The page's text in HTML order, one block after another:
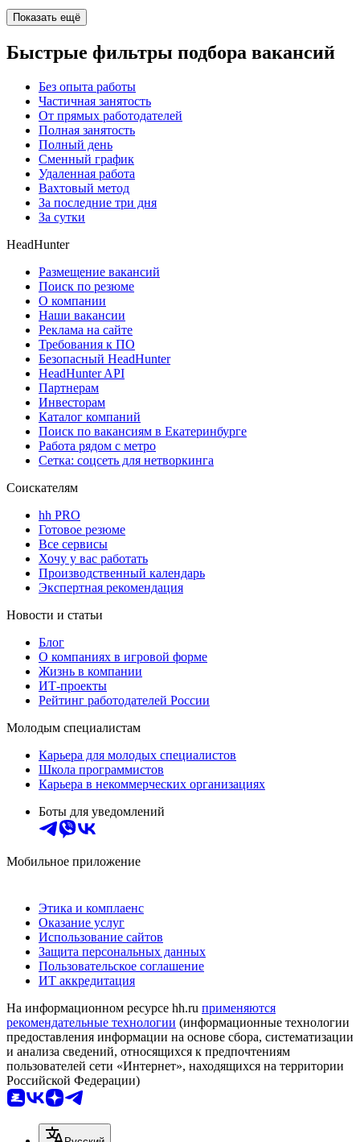
Показать ещё
Быстрые фильтры подбора вакансий
Без опыта работы
Частичная занятость
От прямых работодателей
Полная занятость
Полный день
Сменный график
Удаленная работа
Вахтовый метод
За последние три дня
За сутки
HeadHunter
Размещение вакансий
Поиск по резюме
О компании
Наши вакансии
Реклама на сайте
Требования к ПО
Безопасный HeadHunter
HeadHunter API
Партнерам
Инвесторам
Каталог компаний
Поиск по вакансиям в Екатеринбурге
Работа рядом с метро
Сетка: соцсеть для нетворкинга
Соискателям
hh PRO
Готовое резюме
Все сервисы
Хочу у вас работать
Производственный календарь
Экспертная рекомендация
Новости и статьи
Блог
О компаниях в игровой форме
Жизнь в компании
ИТ-проекты
Рейтинг работодателей России
Молодым специалистам
Карьера для молодых специалистов
Школа программистов
Карьера в некоммерческих организациях
Боты для уведомлений
Мобильное приложение
Этика и комплаенс
Оказание услуг
Использование сайтов
Защита персональных данных
Пользовательское соглашение
ИТ аккредитация
На информационном ресурсе hh.ru применяются
рекомендательные технологии (информационные технологии
предоставления информации на основе сбора, систематизации
и анализа сведений, относящихся к предпочтениям
пользователей сети «Интернет», находящихся на территории
Российской Федерации)